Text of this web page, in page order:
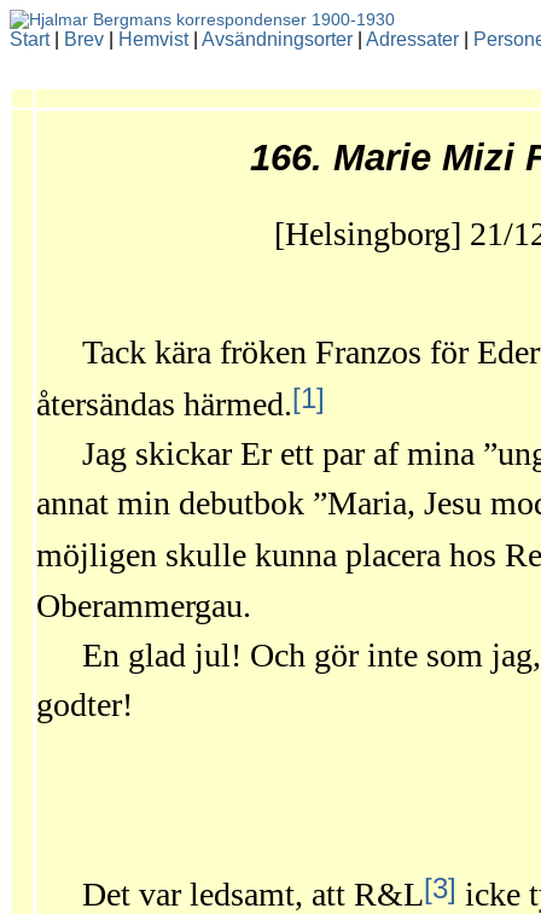
Start| Brev Hemvist| Avsändningsorter Adressater
166. Marie Mizi
[Helsingborg] 21/
Tack kära fröken Franzos för
återsändas härmed.[1]
Jag skickar Er ett par af mina
annat min debutbok ”Maria, Jesu
möjligen skulle kunna placera hos
Oberammergau.
En glad jul! Och gör inte som
godter!
Det var ledsamt, att R&L[3] icke